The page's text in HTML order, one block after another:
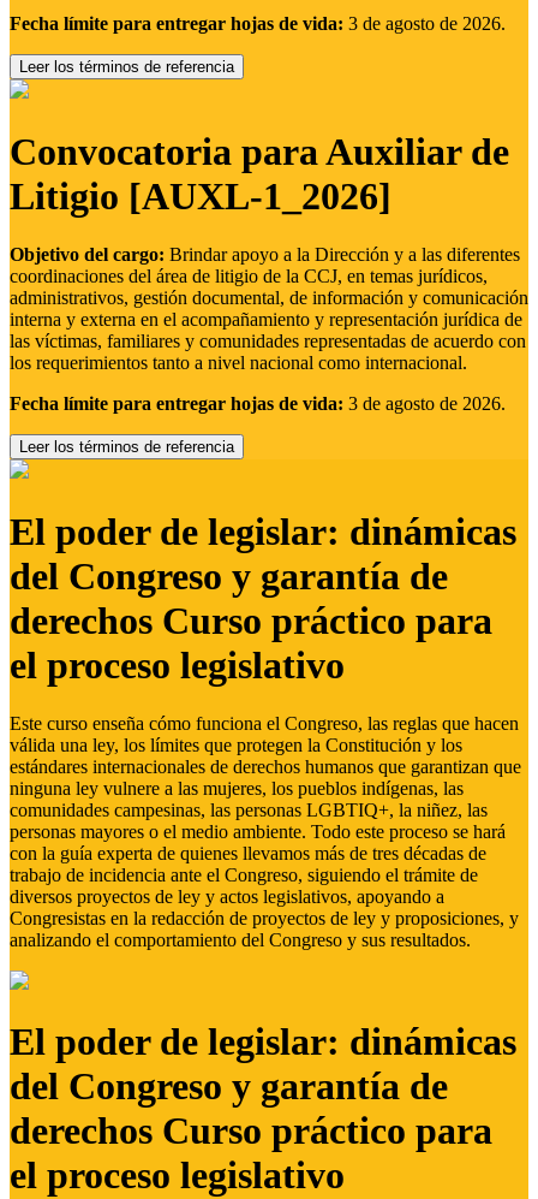
Fecha límite para entregar hojas de vida: 3 de agosto de 2026.
Leer los términos de referencia
Convocatoria para Auxiliar de
Litigio [AUXL-1_2026]
Objetivo del cargo: Brindar apoyo a la Dirección y a las diferentes
coordinaciones del área de litigio de la CCJ, en temas jurídicos,
administrativos, gestión documental, de información y comunicación
interna y externa en el acompañamiento y representación jurídica de
las víctimas, familiares y comunidades representadas de acuerdo con
los requerimientos tanto a nivel nacional como internacional.
Fecha límite para entregar hojas de vida: 3 de agosto de 2026.
Leer los términos de referencia
El poder de legislar: dinámicas
del Congreso y garantía de
derechos Curso práctico para
el proceso legislativo
Este curso enseña cómo funciona el Congreso, las reglas que hacen
válida una ley, los límites que protegen la Constitución y los
estándares internacionales de derechos humanos que garantizan que
ninguna ley vulnere a las mujeres, los pueblos indígenas, las
comunidades campesinas, las personas LGBTIQ+, la niñez, las
personas mayores o el medio ambiente. Todo este proceso se hará
con la guía experta de quienes llevamos más de tres décadas de
trabajo de incidencia ante el Congreso, siguiendo el trámite de
diversos proyectos de ley y actos legislativos, apoyando a
Congresistas en la redacción de proyectos de ley y proposiciones, y
analizando el comportamiento del Congreso y sus resultados.
El poder de legislar: dinámicas
del Congreso y garantía de
derechos Curso práctico para
el proceso legislativo